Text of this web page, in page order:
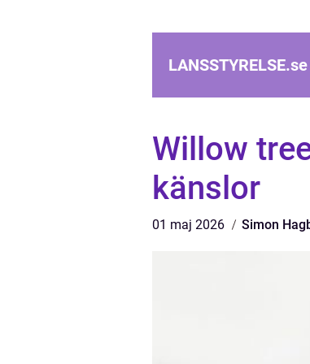
LANSSTYRELSE.se
Willow
känslor
01 maj 2026 Simon